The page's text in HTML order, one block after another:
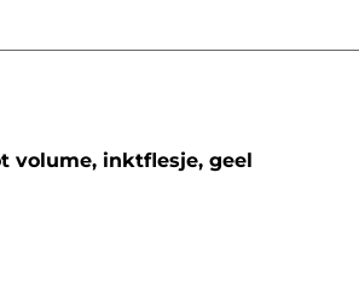
volume, inktflesje, geel